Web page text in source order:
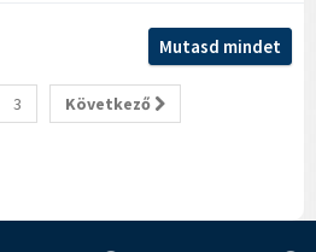
Mutasd mindet
3 Következő